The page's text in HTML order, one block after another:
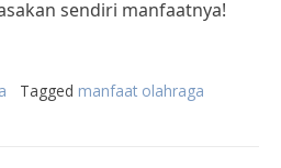
sendiri manfaatnya!
Tagged manfaat olahraga